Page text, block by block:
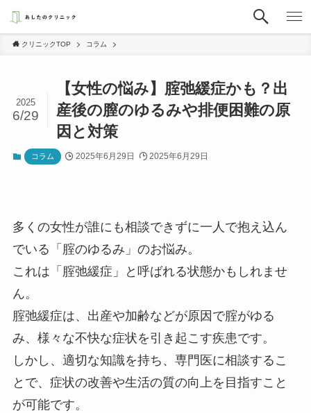
クリニックTOP コラム
【女性の悩み】腟弛緩症かも？出
産後の膣のゆるみや排便困難の原
因と対策
2025
6/29
コラム 2025年6月29日 2025年6月29日
多くの女性が誰にも相談できずに一人で抱え込ん
でいる「腟のゆるみ」のお悩み。
これは「腟弛緩症」と呼ばれる状態かもしれませ
ん。
腟弛緩症は、出産や加齢などが原因で腟がゆる
み、様々な不快な症状を引き起こす疾患です。
しかし、適切な知識を持ち、専門医に相談するこ
とで、症状の改善や生活の質の向上を目指すこと
が可能です。